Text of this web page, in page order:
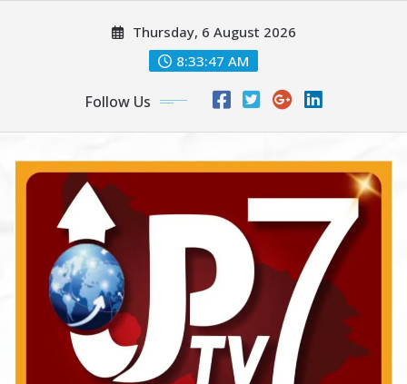
Thursday, 6 August 2026
8:33:49 AM
Follow Us